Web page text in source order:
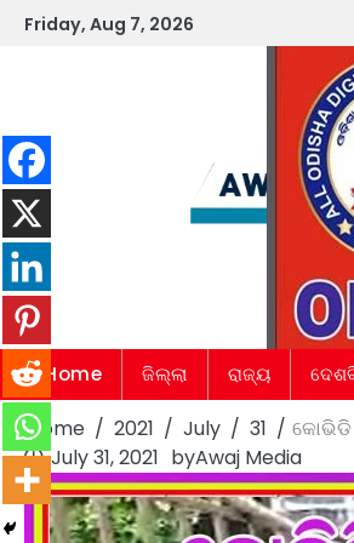
SkipFriday, Aug 7, 2026
Home ଜିଲ୍ଲା ରାଜ୍ୟ
Home 2021 July 31
କୋଭିଡି
July 31, 2021 byAwaj Media